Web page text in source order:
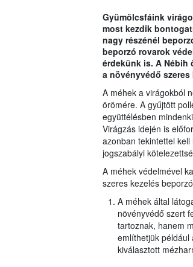
Gyümölcsfáink
most kezdik
nagy részénél
beporzó rovarok
érdekünk is. A Nébih
a növényvédő
A méhek a virágokból
örömére. A gyűjtött
együttélésben
Virágzás idején is
azonban tekintettel
jogszabályi
A méhek védelmével
szeres kezelés
A méhek által
növényvédő szert
tartoznak, hanem
említhetjük például
kiválasztott